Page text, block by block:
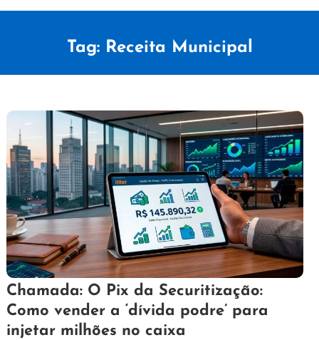
Tag: Receita Municipal
1
de
julho
de
Redação
Chamada: O Pix da Securitização:
Como vender a ‘dívida podre’ para
injetar milhões no caixa